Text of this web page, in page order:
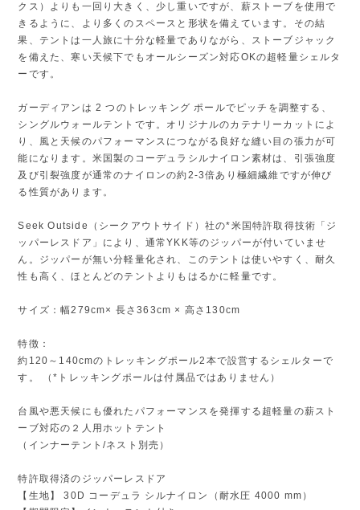
クス）よりも一回り大きく、少し重いですが、薪ストーブを使用で
きるように、より多くのスペースと形状を備えています。その結
果、テントは一人旅に十分な軽量でありながら、ストーブジャック
を備えた、寒い天候下でもオールシーズン対応OKの超軽量シェルタ
ーです。
ガーディアンは 2 つのトレッキング ポールでピッチを調整する、
シングルウォールテントです。オリジナルのカテナリーカットによ
り、風と天候のパフォーマンスにつながる良好な縫い目の張力が可
能になります。米国製のコーデュラシルナイロン素材は、引張強度
及び引裂強度が通常のナイロンの約2-3倍あり極細繊維ですが伸び
る性質があります。
Seek Outside（シークアウトサイド）社の*米国特許取得技術「ジ
ッパーレスドア」により、通常YKK等のジッパーが付いていませ
ん。ジッパーが無い分軽量化され、このテントは使いやすく、耐久
性も高く、ほとんどのテントよりもはるかに軽量です。
サイズ：幅279cm× 長さ363cm × 高さ130cm
特徴：
約120～140cmのトレッキングポール2本で設営するシェルターで
す。 （*トレッキングポールは付属品ではありません）
台風や悪天候にも優れたパフォーマンスを発揮する超軽量の薪スト
ーブ対応の２人用ホットテント
（インナーテント/ネスト別売）
特許取得済のジッパーレスドア
【生地】 30D コーデュラ シルナイロン（耐水圧 4000 mm）